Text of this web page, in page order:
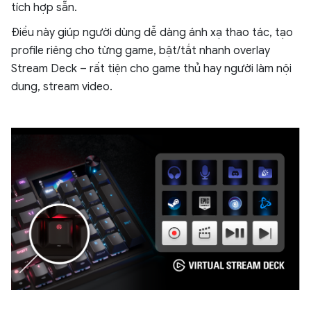
tích hợp sẵn.
Điều này giúp người dùng dễ dàng ánh xạ thao tác, tạo
profile riêng cho từng game, bật/tắt nhanh overlay
Stream Deck – rất tiện cho game thủ hay người làm nội
dung, stream video.